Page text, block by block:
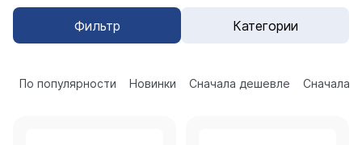
Фильтр Категории
По популярности Новинки Сначала дешевле Сначала